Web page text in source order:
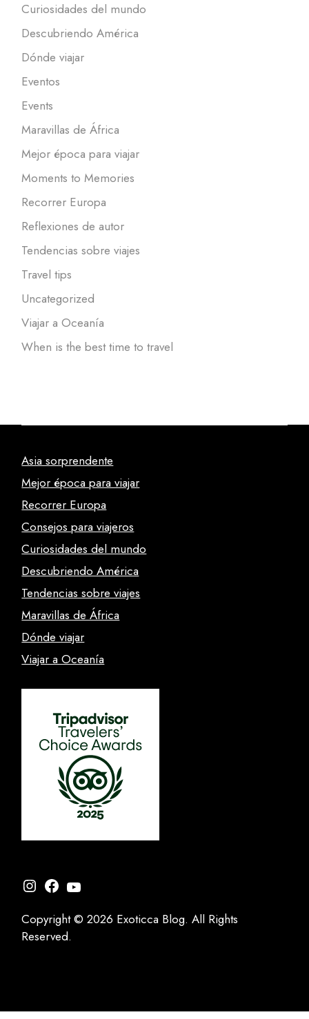
Curiosidades del mundo
Descubriendo América
Dónde viajar
Eventos
Events
Maravillas de África
Mejor época para viajar
Moments to Memories
Recorrer Europa
Reflexiones de autor
Tendencias sobre viajes
Travel tips
Uncategorized
Viajar a Oceanía
When is the best time to travel
Asia sorprendente
Mejor época para viajar
Recorrer Europa
Consejos para viajeros
Curiosidades del mundo
Descubriendo América
Tendencias sobre viajes
Maravillas de África
Dónde viajar
Viajar a Oceanía
Instagram
Facebook
YouTube
Copyright © 2026 Exoticca Blog. All Rights
Reserved.